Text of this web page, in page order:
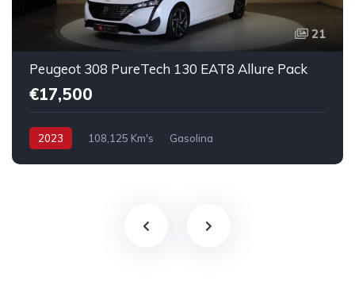
21
Peugeot 308 PureTech 130 EAT8 Allure Pack
€17,500
2023 108,125 Km's Gasolina